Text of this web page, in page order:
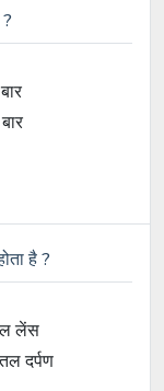
है ?
लेंस
दर्पण